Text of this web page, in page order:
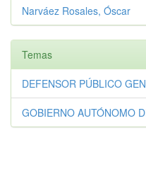
Narváez Rosales, Óscar
Temas
DEFENSOR PÚBLICO
GOBIERNO AUTÓNOMO